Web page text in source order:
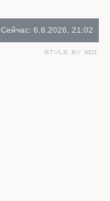
Сейчас: 6.8.2026, 21:02